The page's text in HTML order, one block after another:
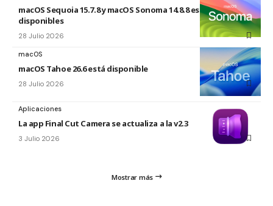
macOS Sequoia 15.7.8 y macOS Sonoma 14.8.8 están
disponibles
28 Julio 2026
macOS
macOS Tahoe 26.6 está disponible
28 Julio 2026
Aplicaciones
La app Final Cut Camera se actualiza a la v2.3
3 Julio 2026
Mostrar más